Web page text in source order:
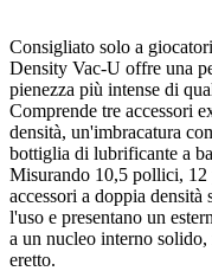
Consigliato solo a
Density Vac-U offre una
pienezza più intense di
Comprende tre accessori
densità, un'imbracatura
bottiglia di lubrificante a
Misurando 10,5 pollici,
accessori a doppia densità
l'uso e presentano un
a un nucleo interno
eretto.